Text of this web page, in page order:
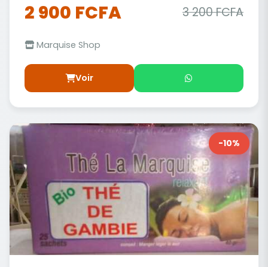
2 900 FCFA 3 200 FCFA
Marquise Shop
Voir
-10%